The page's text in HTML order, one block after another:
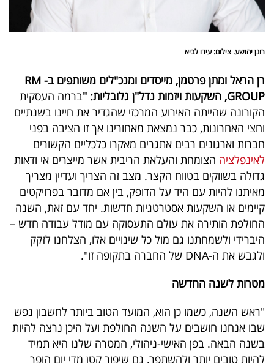
רונן יהושע. צילום: עידו לביא
רן הראל ומתן פרטמן, מייסדים ומנכ"לים משותפים ב- RM
GROUP, השקעות ויזמות נדל"ן גלובליות: "
ברמה העסקית
הקורונה שהייתה האירוע המרכזי שהגדיר את חיינו בשנתיים
וחצי האחרונות, כבר נמצאת מאחורינו אך זו הציבה בפני
חברות וארגונים רבים אתגרים מאקרו כלכליים הקשורים
לאינפלציה הצומחת והעלאת הריבית אשר מייצרים אי ודאות
גדולה בשווקים בטווח הקצר. מצב זה הצריך ועדיין מצריך
מאיתנו להיות עם היד על הדופק, בין אם מדובר בפרויקטים
קיימים או השקעות אסטרטגיות חדשות. יחד עם זאת, השנה
החולפת הותירה את עולם התעסוקה עם מודל עבודה חדש –
היברידי ולשמחתנו גם מול כל שינויים אלו, הצלחנו לזקק
ולגבש את ה-DNA של החברה בתקופה זו".
מטרות לשנה החדשה
"ראש השנה, כשמו כן הוא, המועד הטוב ביותר לחשבון נפש
שבו אנחנו חושבים על השנה החולפת ועל היכן נרצה להיות
בשנה הבאה. בפן האישי-ניהולי, המטרה שלנו היא תמיד
להיות טובים יותר ולהשתפר, גם שיפור קטן מדי יום הופך